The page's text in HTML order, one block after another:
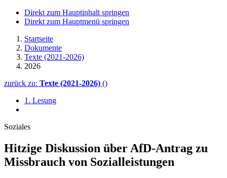
Direkt zum Hauptinhalt springen
Direkt zum Hauptmenü springen
Startseite
Dokumente
Texte (2021-2026)
2026
zurück zu: Texte (2021-2026) ()
1. Lesung
Soziales
Hitzige Diskussion über AfD-Antrag zu
Missbrauch von Sozialleistungen